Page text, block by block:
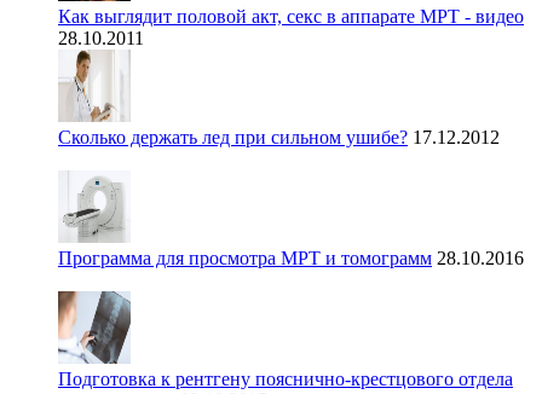
Как выглядит половой акт, секс в аппарате МРТ - видео
28.10.2011
Сколько держать лед при сильном ушибе? 17.12.2012
Программа для просмотра МРТ и томограмм 28.10.2016
Подготовка к рентгену пояснично-крестцового отдела